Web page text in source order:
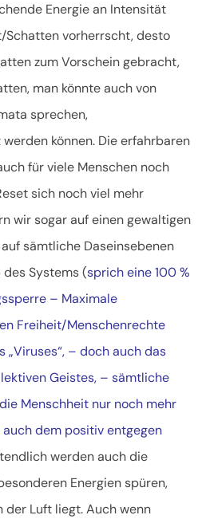
Energie an Intensität
Schatten vorherrscht, desto
zum Vorschein gebracht,
man könnte auch von
sprechen,
können. Die erfahrbaren
für viele Menschen noch
sich noch viel mehr
wir sogar auf einen gewaltigen
sämtliche Daseinsebenen
Systems (sprich eine 100 %
– Maximale
Freiheit/Menschenrechte
„Viruses“, – doch auch das
Geistes, – sämtliche
Menschheit nur noch mehr
dem positiv entgegen
werden auch die
Energien spüren,
der Luft liegt. Auch wenn